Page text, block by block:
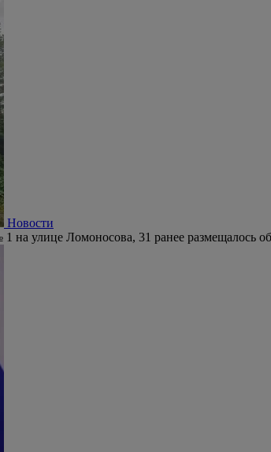
Новости
на улице Ломоносова, 31 ранее размещалось